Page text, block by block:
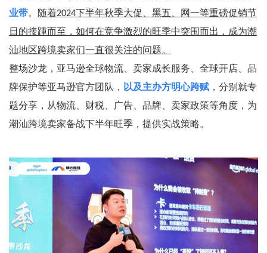
业带。 随着2024下半年秋季大促、黑五、网一等重磅促销节
日的接踵而至，如何在竞争激烈的旺季中突围而出，成为潮
汕地区跨境卖家们一直很关注的问题。
整场沙龙，亚马逊全球物流、卖家成长服务、全球开店、品
牌保护等亚马逊官方团队， 以及主办方明心跨赋 ，分别就专
题分享，从物流、财税、广告、品牌、卖家政策等角度，为
潮汕跨境卖家备战下半年旺季，提供实战策略。